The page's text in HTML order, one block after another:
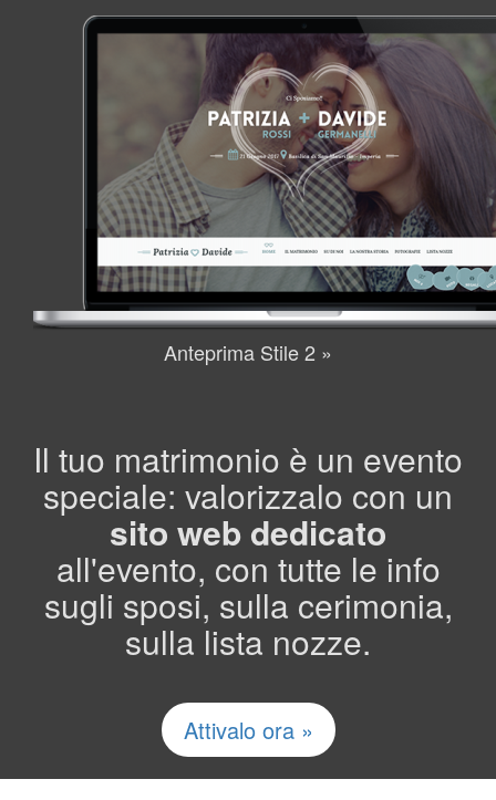
Anteprima Stile 2 »
Il tuo matrimonio è un evento
speciale: valorizzalo con un
sito web dedicato
all'evento, con tutte le info
sugli sposi, sulla cerimonia,
sulla lista nozze.
Attivalo ora »